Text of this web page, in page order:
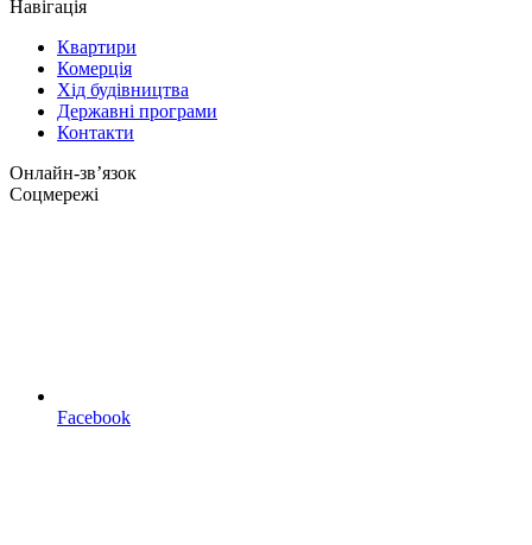
Навігація
Квартири
Комерція
Хід будівництва
Державні програми
Контакти
Онлайн-звʼязок
Соцмережі
Facebook